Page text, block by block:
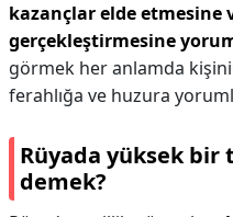
kazançlar elde
gerçekleştirmesine
görmek her anlamda
ferahlığa ve huzura
Rüyada yüksek bir
demek?